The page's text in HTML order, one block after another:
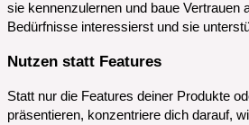
sie kennenzulernen und baue Vertrauen
Bedürfnisse interessierst und sie
Nutzen statt Features
Statt nur die Features deiner Produkte
präsentieren, konzentriere dich darauf,